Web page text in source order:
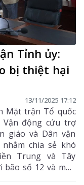
Tỉnh ủy:
bị thiệt hại
13/11/2025 17:12
Mặt trận Tổ quốc
Vận động cứu trợ
giáo và Dân vận
chia sẻ khó
Trung và Tây
số 12 và mưa